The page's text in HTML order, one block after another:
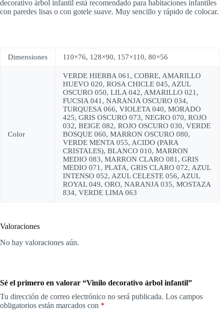
decorativo árbol infantil está recomendado para habitaciones infantiles
con paredes lisas o con gotele suave. Muy sencillo y rápido de colocar.
Dimensiones 110×76, 128×90, 157×110, 80×56
Color
VERDE HIERBA 061, COBRE, AMARILLO
HUEVO 020, ROSA CHICLE 045, AZUL
OSCURO 050, LILA 042, AMARILLO 021,
FUCSIA 041, NARANJA OSCURO 034,
TURQUESA 066, VIOLETA 040, MORADO
425, GRIS OSCURO 073, NEGRO 070, ROJO
032, BEIGE 082, ROJO OSCURO 030, VERDE
BOSQUE 060, MARRON OSCURO 080,
VERDE MENTA 055, ACIDO (PARA
CRISTALES), BLANCO 010, MARRON
MEDIO 083, MARRON CLARO 081, GRIS
MEDIO 071, PLATA, GRIS CLARO 072, AZUL
INTENSO 052, AZUL CELESTE 056, AZUL
ROYAL 049, ORO, NARANJA 035, MOSTAZA
834, VERDE LIMA 063
Valoraciones
No hay valoraciones aún.
Sé el primero en valorar “Vinilo decorativo árbol infantil”
Tu dirección de correo electrónico no será publicada. Los campos
obligatorios están marcados con *